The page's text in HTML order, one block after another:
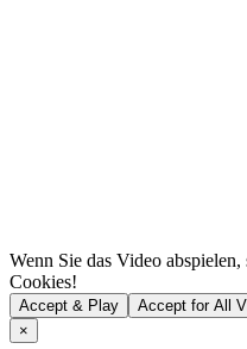
Wenn Sie das Video
Cookies!
Accept & Play
Accept for All
×